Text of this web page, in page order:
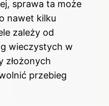
sprawa ta może
nawet kilku
zależy od
wieczystych w
złożonych
przebieg